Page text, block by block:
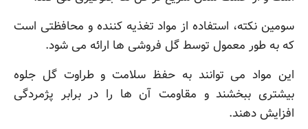
سومین نکته، استفاده از مواد تغذیه کننده و محافظتی است
که به طور معمول توسط گل فروشی ها ارائه می شود.
این مواد می توانند به حفظ سلامت و طراوت گل جلوه
بیشتری ببخشند و مقاومت آن ها را در برابر پژمردگی
افزایش دهند.